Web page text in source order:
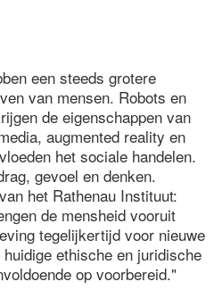
een steeds grotere
van mensen. Robots en
de eigenschappen van
augmented reality en
het sociale handelen.
gevoel en denken.
het Rathenau Instituut:
de mensheid vooruit
tegelijkertijd voor nieuwe
ethische en juridische
op voorbereid."